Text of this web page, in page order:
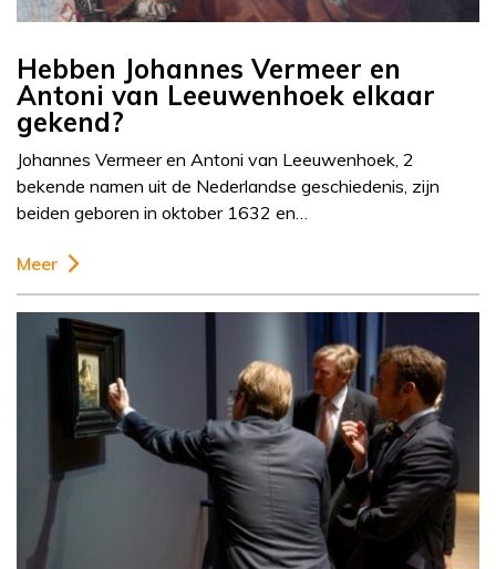
Hebben Johannes Vermeer en
Antoni van Leeuwenhoek elkaar
gekend?
Johannes Vermeer en Antoni van Leeuwenhoek, 2
bekende namen uit de Nederlandse geschiedenis, zijn
beiden geboren in oktober 1632 en…
Meer